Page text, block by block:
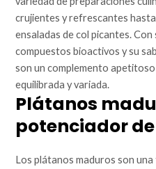
crujientes y refrescantes
ensaladas de col picantes.
compuestos bioactivos y su
son un complemento
equilibrada y variada.
Plátanos
potenciador
Los plátanos maduros son